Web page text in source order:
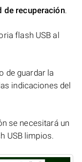
de recuperación.
flash USB al
de guardar la
indicaciones del
se necesitará un
USB limpios.